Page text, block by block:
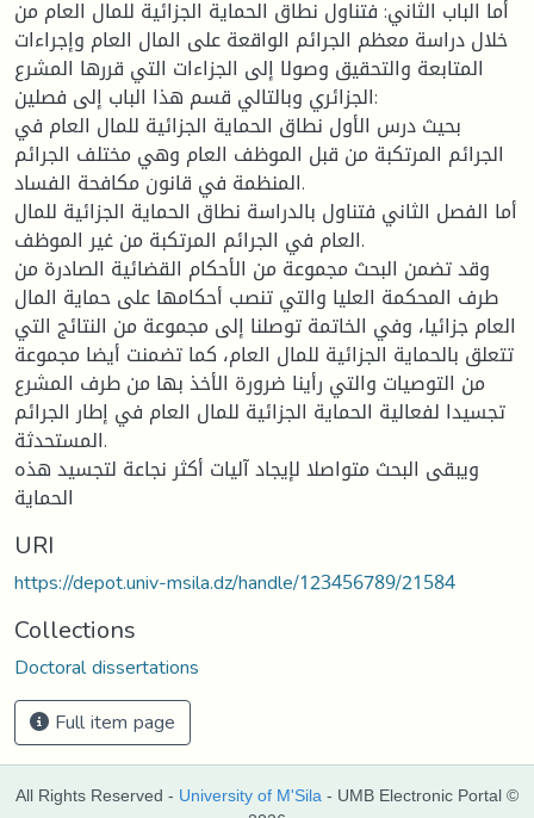
أما الباب الثاني: فتناول نطاق الحماية الجزائية للمال العام من
خلال دراسة معظم الجرائم الواقعة على المال العام وإجراءات
المتابعة والتحقيق وصولا إلى الجزاءات التي قررها المشرع
الجزائري وبالتالي قسم هذا الباب إلى فصلين:
بحيث درس الأول نطاق الحماية الجزائية للمال العام في
الجرائم المرتكبة من قبل الموظف العام وهي مختلف الجرائم
المنظمة في قانون مكافحة الفساد.
أما الفصل الثاني فتناول بالدراسة نطاق الحماية الجزائية للمال
العام في الجرائم المرتكبة من غير الموظف.
وقد تضمن البحث مجموعة من الأحكام القضائية الصادرة من
طرف المحكمة العليا والتي تنصب أحكامها على حماية المال
العام جزائيا، وفي الخاتمة توصلنا إلى مجموعة من النتائج التي
تتعلق بالحماية الجزائية للمال العام، كما تضمنت أيضا مجموعة
من التوصيات والتي رأينا ضرورة الأخذ بها من طرف المشرع
تجسيدا لفعالية الحماية الجزائية للمال العام في إطار الجرائم
المستحدثة.
ويبقى البحث متواصلا لإيجاد آليات أكثر نجاعة لتجسيد هذه
الحماية
URI
https://depot.univ-msila.dz/handle/123456789/21584
Collections
Doctoral dissertations
Full item page
All Rights Reserved - University of M'Sila - UMB Electronic Portal ©